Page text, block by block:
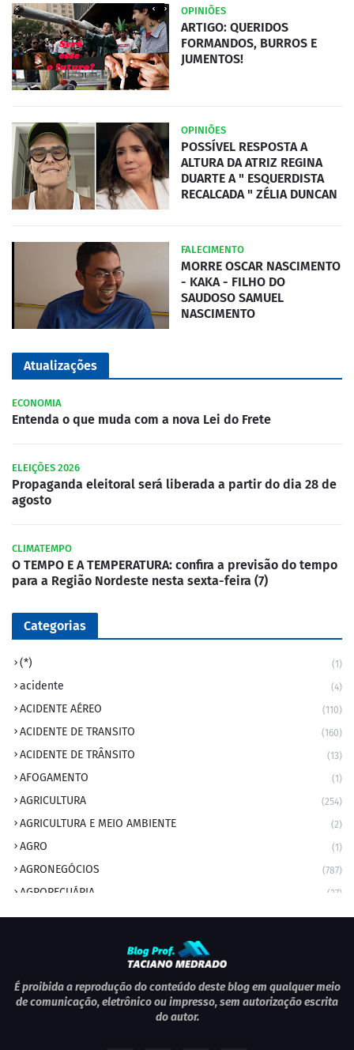
OPINIÕES
ARTIGO: QUERIDOS
FORMANDOS, BURROS E
JUMENTOS!
OPINIÕES
POSSÍVEL RESPOSTA A
ALTURA DA ATRIZ REGINA
DUARTE A " ESQUERDISTA
RECALCADA " ZÉLIA DUNCAN
FALECIMENTO
MORRE OSCAR NASCIMENTO
- KAKA - FILHO DO
SAUDOSO SAMUEL
NASCIMENTO
Atualizações
ECONOMIA
Entenda o que muda com a nova Lei do Frete
ELEIÇÕES 2026
Propaganda eleitoral será liberada a partir do dia 28 de
agosto
CLIMATEMPO
O TEMPO E A TEMPERATURA: confira a previsão do tempo
para a Região Nordeste nesta sexta-feira (7)
Categorias
(*) (1)
acidente (4)
ACIDENTE AÉREO (110)
ACIDENTE DE TRANSITO (160)
ACIDENTE DE TRÂNSITO (13)
AFOGAMENTO (1)
AGRICULTURA (254)
AGRICULTURA E MEIO AMBIENTE (2)
AGRO (1)
AGRONEGÓCIOS (787)
AGROPECUÁRIA (37)
AMBIENTE (9)
ANIVERSÁRIO DA CIDADE
ANIVERSÁRIOS (1)
APEXBRASIL (1)
É proibida a reprodução do conteúdo deste blog em qualquer meio
de comunicação, eletrônico ou impresso, sem autorização escrita
do autor.